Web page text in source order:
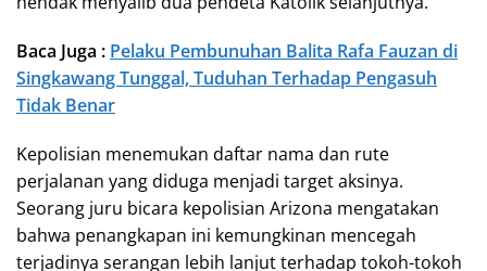
Baca Juga : Pelaku Pembunuhan Balita Rafa Fauzan di
Singkawang Tunggal, Tuduhan Terhadap Pengasuh
Tidak Benar
Kepolisian menemukan daftar nama dan rute
perjalanan yang diduga menjadi target aksinya.
Seorang juru bicara kepolisian Arizona mengatakan
bahwa penangkapan ini kemungkinan mencegah
terjadinya serangan lebih lanjut terhadap tokoh-tokoh